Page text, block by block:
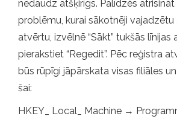
nedaudz atšķirīgs. Palīdzēs
problēmu, kurai sākotnēji
atvērtu, izvēlnē “Sākt” tukšās līnijas
pierakstiet “Regedit”. Pēc reģistra
būs rūpīgi jāpārskata visas filiāles
šai:
HKEY_ Local_ Machine →